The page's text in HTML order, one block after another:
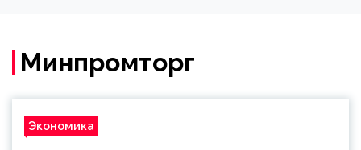
Минпромторг
Экономика